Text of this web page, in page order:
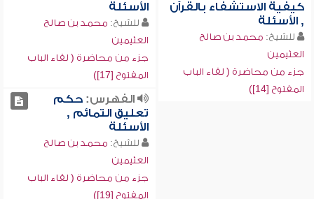
كيفية الاستشفاء بالقرآن
, الأسئلة
للشيخ: محمد بن صالح
العثيمين
جزء من محاضرة ( لقاء الباب
المفتوح [14])
الأسئلة
للشيخ: محمد بن صالح
العثيمين
جزء من محاضرة ( لقاء الباب
المفتوح [17])
الفهرس:حكم
تعليق التمائم ,
الأسئلة
للشيخ: محمد بن صالح
العثيمين
جزء من محاضرة ( لقاء الباب
المفتوح [19])